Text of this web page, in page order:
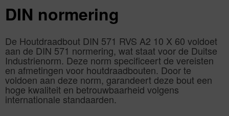
DIN normering
De Houtdraadbout DIN 571 RVS A2 10 X 60 voldoet
aan de DIN 571 normering, wat staat voor de Duitse
Industrienorm. Deze norm specificeert de vereisten
en afmetingen voor houtdraadbouten. Door te
voldoen aan deze norm, garandeert deze bout een
hoge kwaliteit en betrouwbaarheid volgens
internationale standaarden.